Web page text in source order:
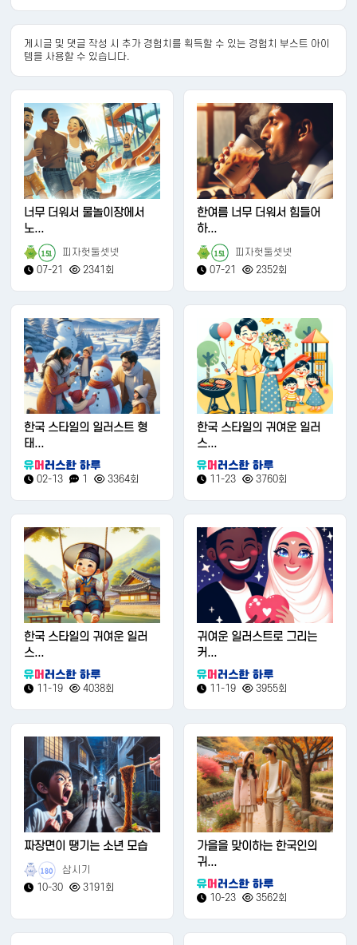
게시글 및 댓글 작성 시 추가 경험치를 획득할 수 있는 경험치 부스트 아이
템을 사용할 수 있습니다.
너무 더워서 물놀이장에서
노...
151
피자헛둘셋넷
07-21
2341회
한여름 너무 더워서 힘들어
하...
151
피자헛둘셋넷
07-21
2352회
한국 스타일의 일러스트 형
태...
02-13 1 3364회
한국 스타일의 귀여운 일러
스...
11-23 3760회
한국 스타일의 귀여운 일러
스...
11-19 4038회
귀여운 일러스트로 그리는
커...
11-19 3955회
짜장면이 땡기는 소년 모습
180
삼시기
10-30
3191회
가을을 맞이하는 한국인의
귀...
10-23 3562회